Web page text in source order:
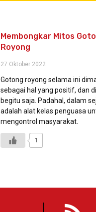
Membongkar Mitos
Royong
27 Oktober 2022
Gotong royong selama ini
sebagai hal yang positif, dan
begitu saja. Padahal, dalam
adalah alat kelas penguasa
mengontrol masyarakat.
1